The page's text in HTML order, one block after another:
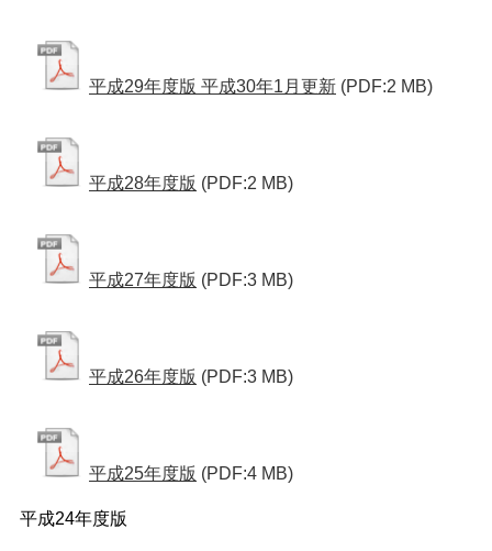
平成29年度版 平成30年1月更新 (PDF:2 MB)
平成28年度版 (PDF:2 MB)
平成27年度版 (PDF:3 MB)
平成26年度版 (PDF:3 MB)
平成25年度版 (PDF:4 MB)
平成24年度版